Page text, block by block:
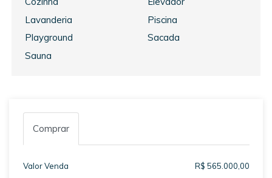
Lavanderia
Piscina
Playground
Sacada
Sauna
Comprar
Valor Venda
R$ 565.000,00